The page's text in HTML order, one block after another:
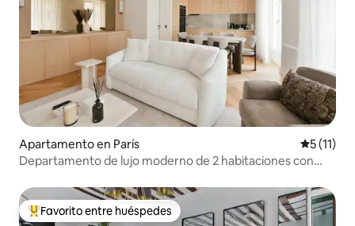
Apartamento en París
5 (11)
Departamento de lujo moderno de 2 habitaciones con
Favorito entre huéspedes preferido
Favorito entre huéspedes